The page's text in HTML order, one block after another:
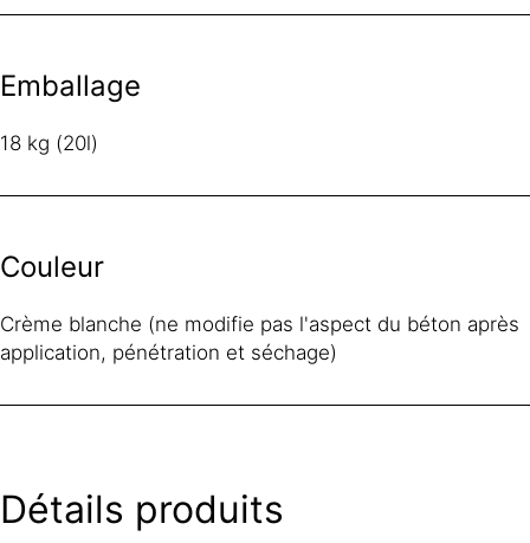
Emballage
18 kg (20l)
Couleur
Crème blanche (ne modifie pas l'aspect du béton après
application, pénétration et séchage)
Détails produits